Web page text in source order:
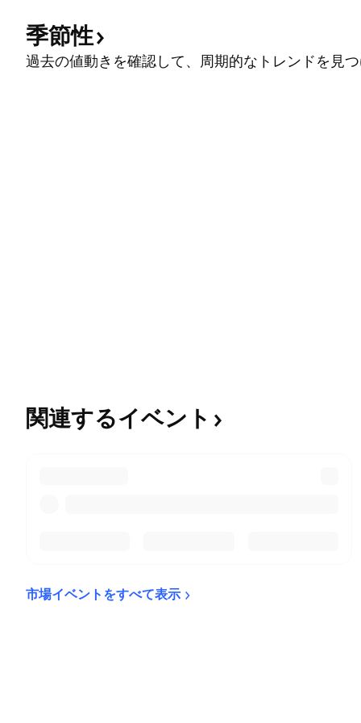
季節性
過去の値動きを確認して、周期的なトレンドを見
関連するイベント
市場イベントをすべて表示